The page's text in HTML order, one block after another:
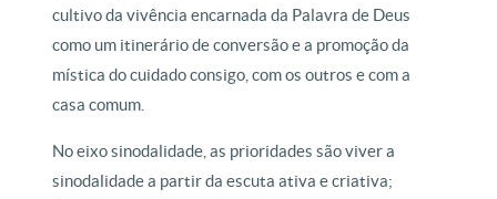
cultivo da vivência encarnada da Palavra de Deus
como um itinerário de conversão e a promoção da
mística do cuidado consigo, com os outros e com a
casa comum.
No eixo sinodalidade, as prioridades são viver a
sinodalidade a partir da escuta ativa e criativa;